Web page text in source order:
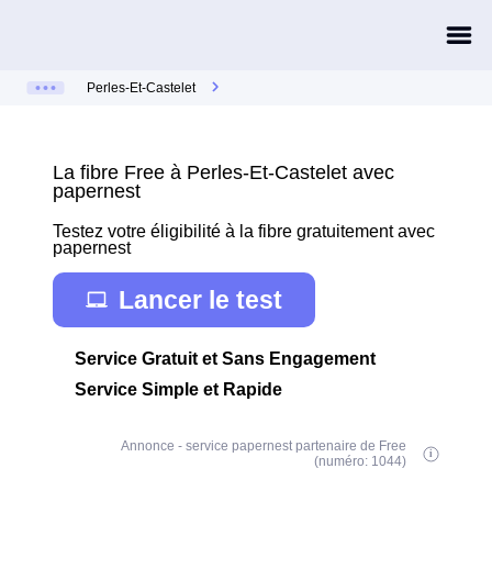
Perles-Et-Castelet
La fibre Free à Perles-Et-Castelet avec
papernest
Testez votre éligibilité à la fibre gratuitement avec
papernest
Lancer le test
Service Gratuit et Sans Engagement
Service Simple et Rapide
Annonce - service papernest partenaire de Free
(numéro: 1044)